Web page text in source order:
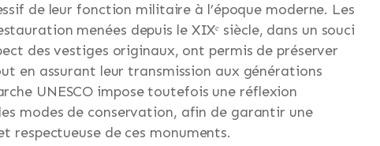
de leur fonction militaire à l’époque moderne. Les
menées depuis le XIXᵉ siècle, dans un souci
des vestiges originaux, ont permis de préserver
en assurant leur transmission aux générations
UNESCO impose toutefois une réflexion
modes de conservation, afin de garantir une
respectueuse de ces monuments.